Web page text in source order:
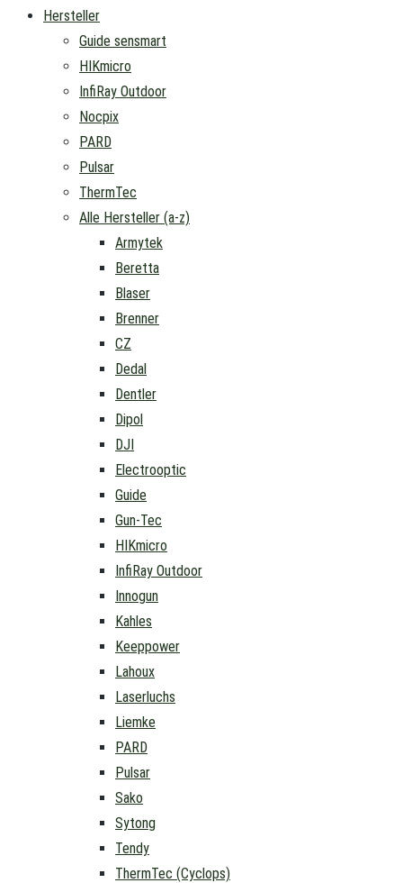
Hersteller
Guide sensmart
HIKmicro
InfiRay Outdoor
Nocpix
PARD
Pulsar
ThermTec
Alle Hersteller (a-z)
Armytek
Beretta
Blaser
Brenner
CZ
Dedal
Dentler
Dipol
DJI
Electrooptic
Guide
Gun-Tec
HIKmicro
InfiRay Outdoor
Innogun
Kahles
Keeppower
Lahoux
Laserluchs
Liemke
PARD
Pulsar
Sako
Sytong
Tendy
ThermTec (Cyclops)